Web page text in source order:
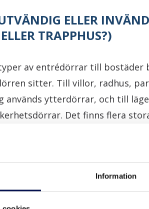
Information
ELLER
TRAPPHUS?)
av entrédörrar till bostäder
sitter. Till villor, radhus,
används ytterdörrar, och till
Det finns flera
på tambur-, säkerhets-, och